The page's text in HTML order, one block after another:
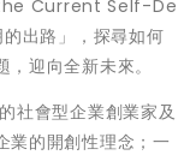
Current Self-De
出路」，探尋如何
迎向全新未來。
社會型企業創業家及
業的開創性理念；一